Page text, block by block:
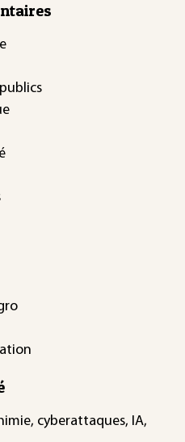
cyberattaques, IA,